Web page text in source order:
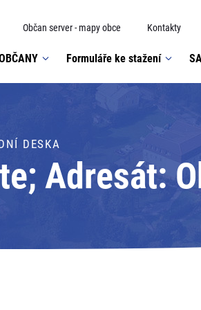
Občan server - mapy obce Kontakty
Formuláře ke stažení
DESKA
Adresát: